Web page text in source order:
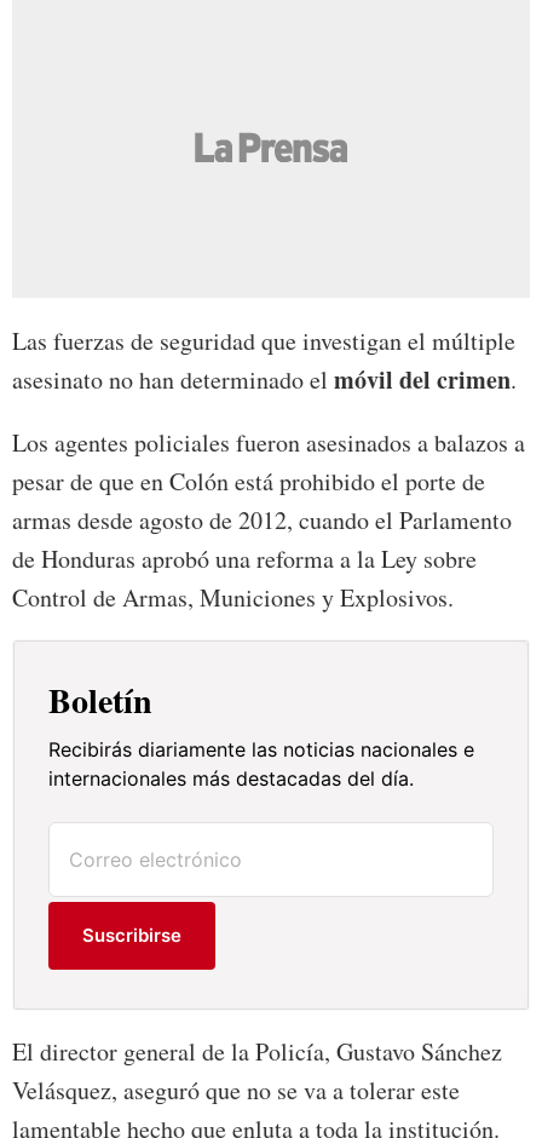
Las fuerzas de seguridad que investigan el múltiple
asesinato no han determinado el móvil del crimen.
Los agentes policiales fueron asesinados a balazos a
pesar de que en Colón está prohibido el porte de
armas desde agosto de 2012, cuando el Parlamento
de Honduras aprobó una reforma a la Ley sobre
Control de Armas, Municiones y Explosivos.
Boletín
Recibirás diariamente las noticias nacionales e
internacionales más destacadas del día.
Suscribirse
El director general de la Policía, Gustavo Sánchez
Velásquez, aseguró que no se va a tolerar este
lamentable hecho que enluta a toda la institución.